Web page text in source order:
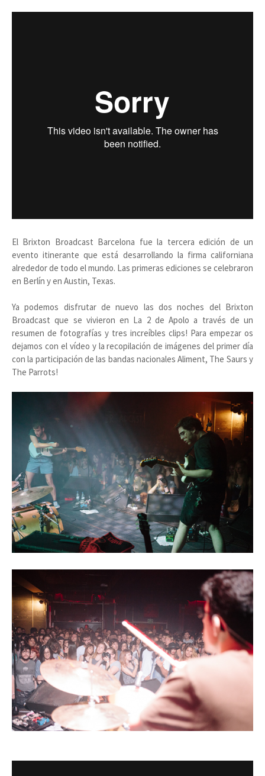
El Brixton Broadcast Barcelona fue la tercera edición de un
evento itinerante que está desarrollando la firma californiana
alrededor de todo el mundo. Las primeras ediciones se celebraron
en Berlín y en Austin, Texas.
Ya podemos disfrutar de nuevo las dos noches del Brixton
Broadcast que se vivieron en La 2 de Apolo a través de un
resumen de fotografías y tres increíbles clips! Para empezar os
dejamos con el vídeo y la recopilación de imágenes del primer día
con la participación de las bandas nacionales Aliment, The Saurs y
The Parrots!